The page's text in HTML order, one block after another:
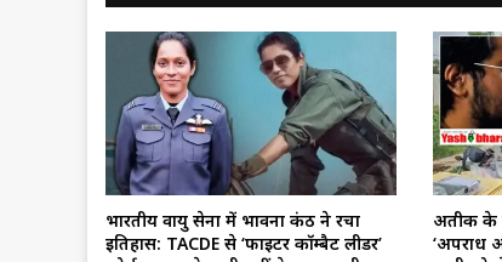
भारतीय वायु सेना में भावना कंठ ने रचा
इतिहास: TACDE से ‘फाइटर कॉम्बैट लीडर’
अतीक के
‘अपराध